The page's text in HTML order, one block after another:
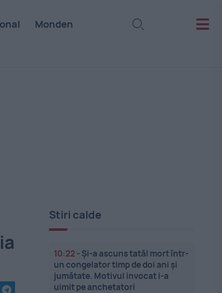
Monden
Stiri calde
10:22 - Și-a ascuns tatăl mort într-
un congelator timp de doi ani și
jumătate. Motivul invocat i-a
uimit pe anchetatori